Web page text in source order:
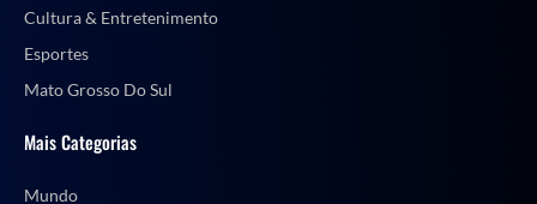
Cultura & Entretenimento
Esportes
Mato Grosso Do Sul
Mais Categorias
Mundo